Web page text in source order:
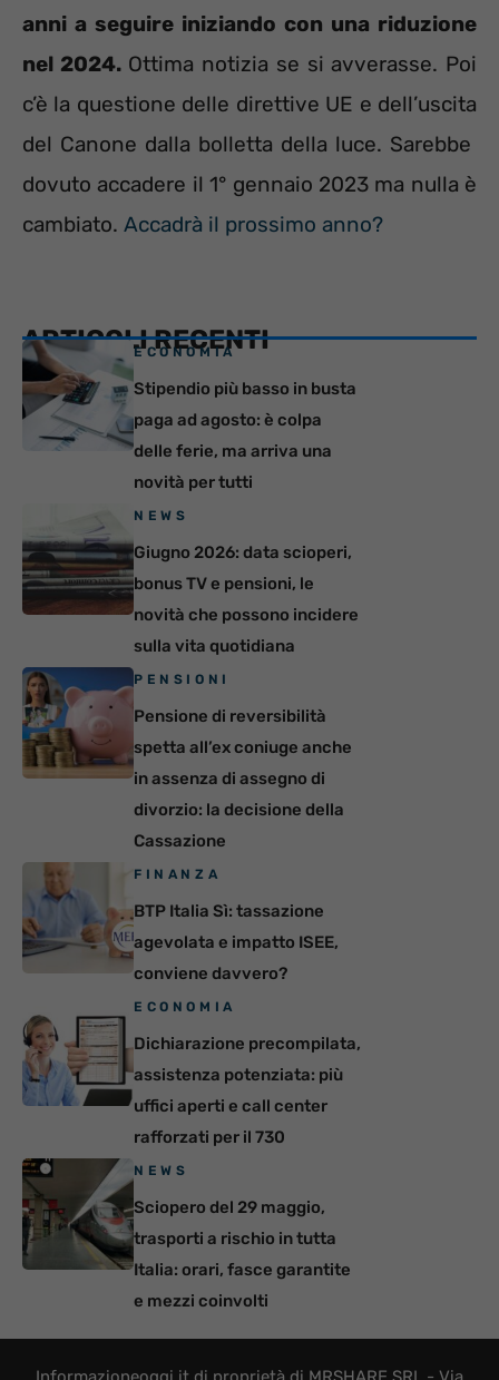
anni a seguire iniziando con una riduzione
nel 2024.Ottima notizia se si avverasse. Poi
c’è la questione delle direttive UE e dell’uscita
del Canone dalla bolletta della luce. Sarebbe
dovuto accadere il 1° gennaio 2023 ma nulla è
cambiato. Accadrà il prossimo anno?
ARTICOLI RECENTI
ECONOMIA
Stipendio più basso in busta
paga ad agosto: è colpa
delle ferie, ma arriva una
novità per tutti
NEWS
Giugno 2026: data scioperi,
bonus TV e pensioni, le
novità che possono incidere
sulla vita quotidiana
PENSIONI
Pensione di reversibilità
spetta all’ex coniuge anche
in assenza di assegno di
divorzio: la decisione della
Cassazione
FINANZA
BTP Italia Sì: tassazione
agevolata e impatto ISEE,
conviene davvero?
ECONOMIA
Dichiarazione precompilata,
assistenza potenziata: più
uffici aperti e call center
rafforzati per il 730
NEWS
Sciopero del 29 maggio,
trasporti a rischio in tutta
Italia: orari, fasce garantite
e mezzi coinvolti